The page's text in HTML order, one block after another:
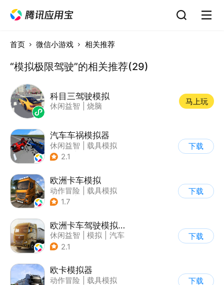
首页 微信小游戏 相关推荐
“模拟极限驾驶”的相关推荐(29)
科目三驾驶模拟
休闲益智 烧脑
马上玩
汽车车祸模拟器
休闲益智
载具模拟
| 赛车
2.1
下载
欧洲卡车模拟
动作冒险
载具模拟
| 汽车
1.7
下载
欧洲卡车驾驶模拟器3
休闲益智 模拟
汽车
| 写实
2.1
下载
欧卡模拟器
动作冒险
载具模拟
下载